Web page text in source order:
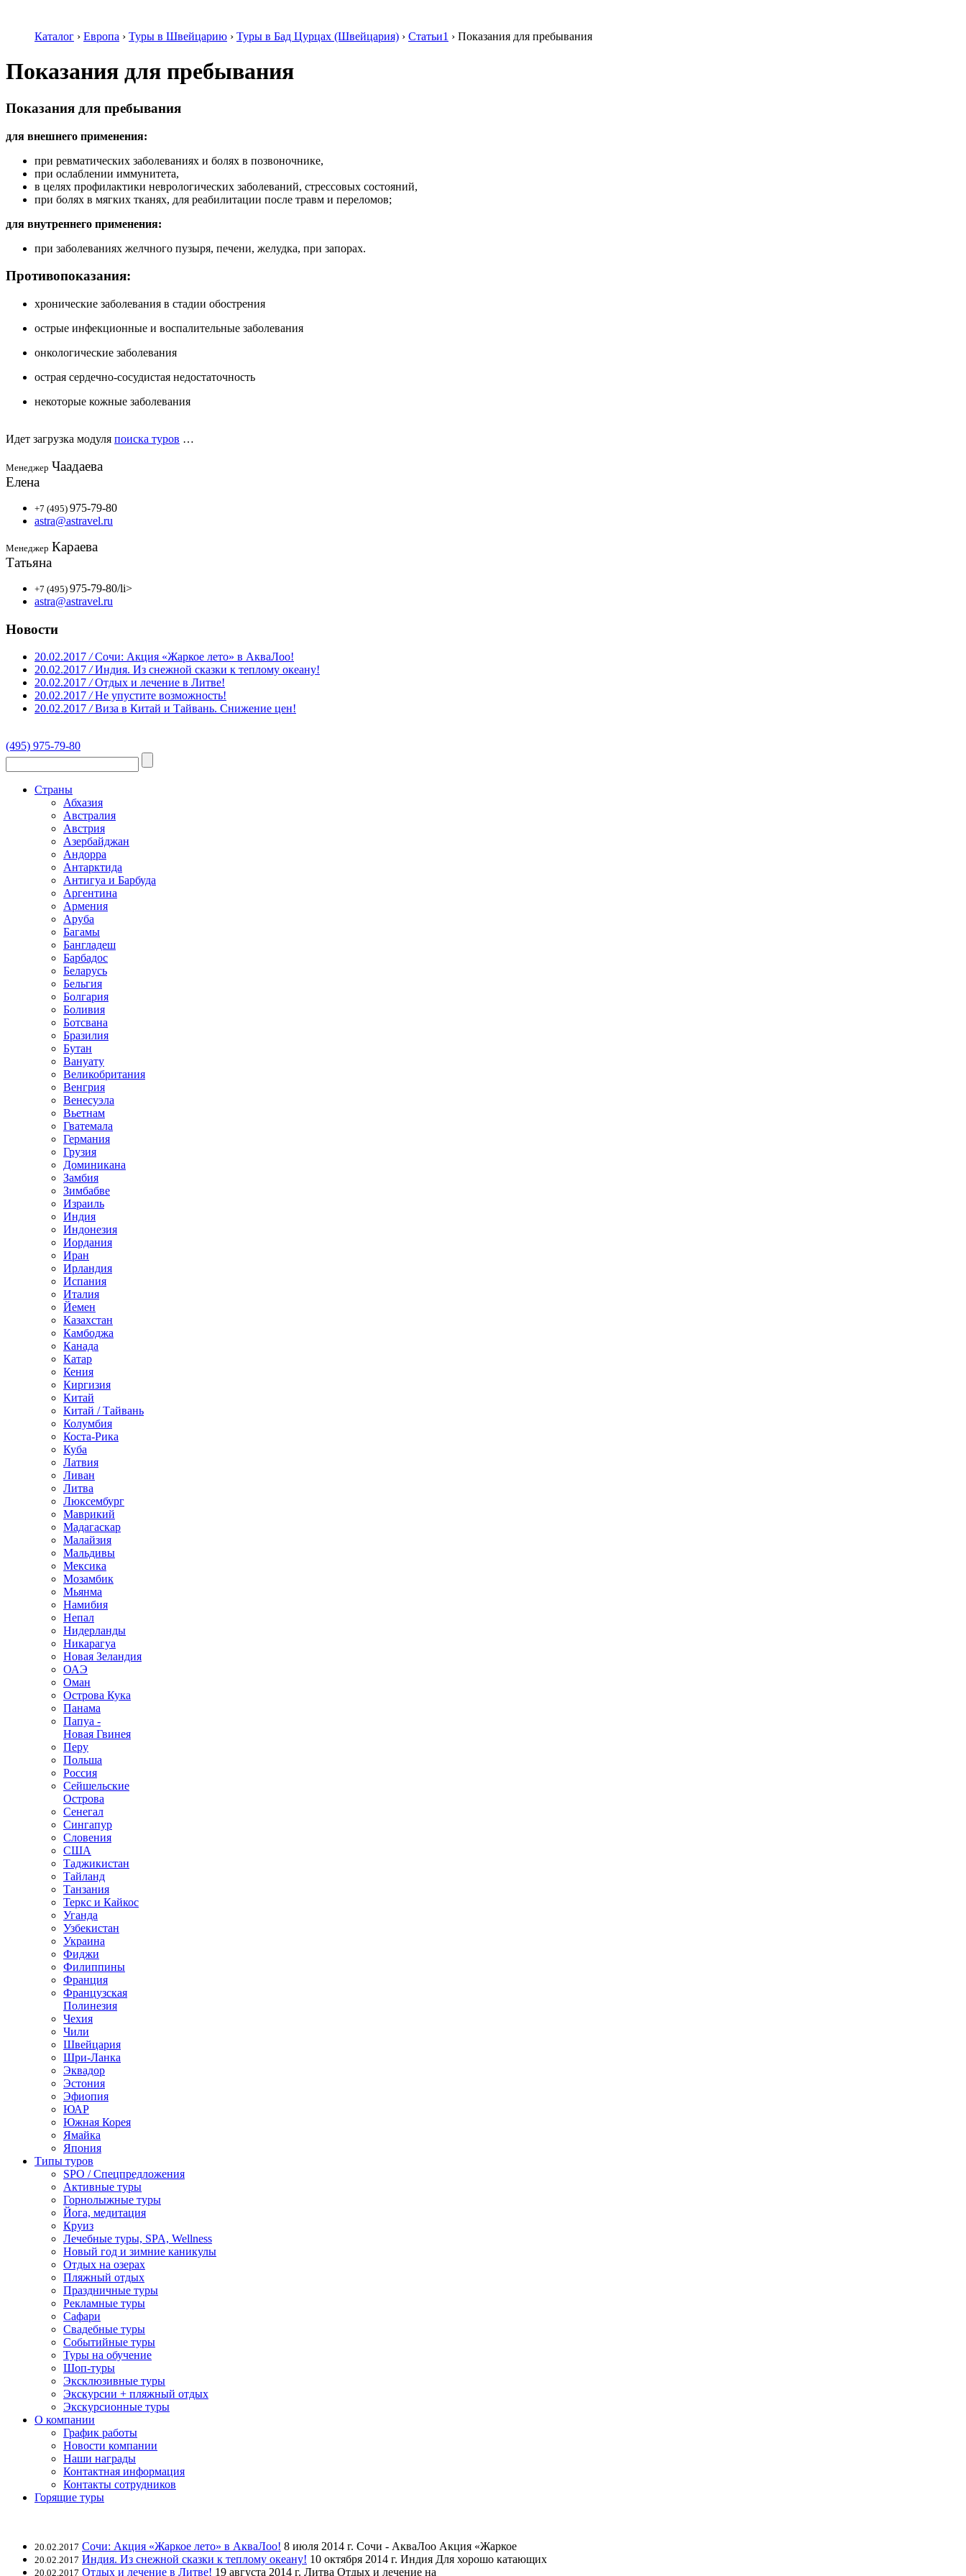
Каталог › Европа › Туры в Швейцарию › Туры в Бад Цурцах (Швейцария) › Статьи1 › Показания для пребывания
Показания для пребывания
Показания для пребывания
для внешнего применения:
при ревматических заболеваниях и болях в позвоночнике,
при ослаблении иммунитета,
в целях профилактики неврологических заболеваний, стрессовых состояний,
при болях в мягких тканях, для реабилитации после травм и переломов;
для внутреннего применения:
при заболеваниях желчного пузыря, печени, желудка, при запорах.
Противопоказания:
хронические заболевания в стадии обострения
острые инфекционные и воспалительные заболевания
онкологические заболевания
острая сердечно-сосудистая недостаточность
некоторые кожные заболевания
Идет загрузка модуля поиска туров …
Менеджер Чаадаева
Елена
+7 (495) 975-79-80
astra@astravel.ru
Менеджер Караева
Татьяна
+7 (495) 975-79-80/li>
astra@astravel.ru
Новости
20.02.2017 / Сочи: Акция «Жаркое лето» в АкваЛоо!
20.02.2017 / Индия. Из снежной сказки к теплому океану!
20.02.2017 / Отдых и лечение в Литве!
20.02.2017 / Не упустите возможность!
20.02.2017 / Виза в Китай и Тайвань. Снижение цен!
(495) 975-79-80
Страны
Абхазия
Австралия
Австрия
Азербайджан
Андорра
Антарктида
Антигуа и Барбуда
Аргентина
Армения
Аруба
Багамы
Бангладеш
Барбадос
Беларусь
Бельгия
Болгария
Боливия
Ботсвана
Бразилия
Бутан
Вануату
Великобритания
Венгрия
Венесуэла
Вьетнам
Гватемала
Германия
Грузия
Доминикана
Замбия
Зимбабве
Израиль
Индия
Индонезия
Иордания
Иран
Ирландия
Испания
Италия
Йемен
Казахстан
Камбоджа
Канада
Катар
Кения
Киргизия
Китай
Китай / Тайвань
Колумбия
Коста-Рика
Куба
Латвия
Ливан
Литва
Люксембург
Маврикий
Мадагаскар
Малайзия
Мальдивы
Мексика
Мозамбик
Мьянма
Намибия
Непал
Нидерланды
Никарагуа
Новая Зеландия
ОАЭ
Оман
Острова Кука
Панама
Папуа -
Новая Гвинея
Перу
Польша
Россия
Сейшельские
Острова
Сенегал
Сингапур
Словения
США
Таджикистан
Тайланд
Танзания
Теркс и Кайкос
Уганда
Узбекистан
Украина
Фиджи
Филиппины
Франция
Французская
Полинезия
Чехия
Чили
Швейцария
Шри-Ланка
Эквадор
Эстония
Эфиопия
ЮАР
Южная Корея
Ямайка
Япония
Типы туров
SPO / Спецпредложения
Активные туры
Горнолыжные туры
Йога, медитация
Круиз
Лечебные туры, SPA, Wellness
Новый год и зимние каникулы
Отдых на озерах
Пляжный отдых
Праздничные туры
Рекламные туры
Сафари
Свадебные туры
Событийные туры
Туры на обучение
Шоп-туры
Эксклюзивные туры
Экскурсии + пляжный отдых
Экскурсионные туры
О компании
График работы
Новости компании
Наши награды
Контактная информация
Контакты сотрудников
Горящие туры
20.02.2017 Сочи: Акция «Жаркое лето» в АкваЛоо! 8 июля 2014 г. Сочи - АкваЛоо Акция «Жаркое
20.02.2017 Индия. Из снежной сказки к теплому океану! 10 октября 2014 г. Индия Для хорошо катающих
20.02.2017 Отдых и лечение в Литве! 19 августа 2014 г. Литва Отдых и лечение на